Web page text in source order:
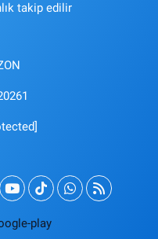
takip edilir